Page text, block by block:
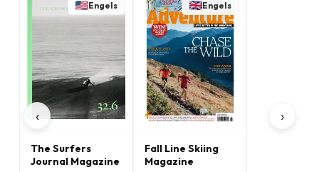
‹
Engels
The Surfers
Journal Magazine
Engels
Fall Line Skiing
Magazine
›